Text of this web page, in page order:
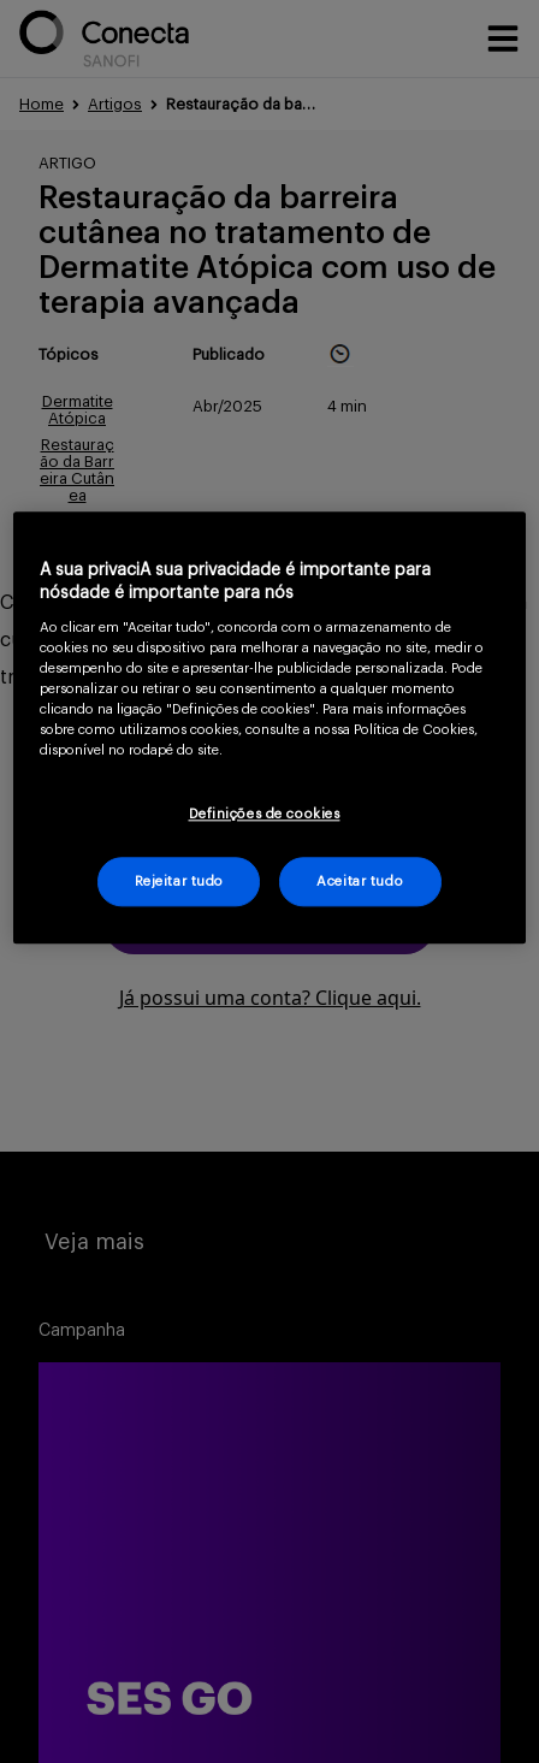
Eventos
Treinamentos
Portfólio
Serviços
Sobre
Home Artigos Restauração da barreira cutânea no tratamento de Dermatite Atópica com uso de terapia avançada
ARTIGO
Restauração da barreira
cutânea no tratamento de
Dermatite Atópica com uso de
terapia avançada
Tópicos
Dermatite
Atópica
Restauraç
ão da Barr
eira Cutân
ea
Publicado
Abr/2025 4 min
Confira os principais resultados da restauração da barreira
cutânea em pacientes com dermatite atópica e o
tratamento com biológico.
Para continuar lendo
um profissional da
saúde.
Já possui uma conta? Clique aqui.
Veja mais
Campanha
A sua privaciA sua privacidade é importante para
nósdade é importante para nós
Ao clicar em "Aceitar tudo", concorda com o armazenamento de
cookies no seu dispositivo para melhorar a navegação no site, medir o
desempenho do site e apresentar-lhe publicidade personalizada. Pode
personalizar ou retirar o seu consentimento a qualquer momento
clicando na ligação "Definições de cookies". Para mais informações
sobre como utilizamos cookies, consulte a nossa Política de Cookies,
disponível no rodapé do site.
Definições de cookies
Rejeitar tudo Aceitar tudo